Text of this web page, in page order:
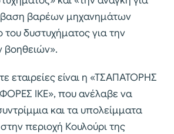
βαρέων μηχανημάτων
δυστυχήματος για την
εταιρείες είναι η «ΤΣΑΠΑΤΟΡΗΣ
ΙΚΕ», που ανέλαβε να
και τα υπολείμματα
περιοχή Κουλούρι της